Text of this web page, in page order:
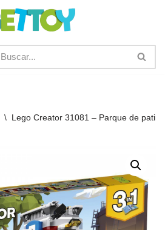
\ Lego Creator 31081 – Parque de